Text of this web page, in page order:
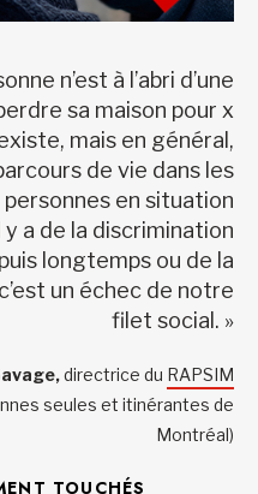
n’est à l’abri d’une
sa maison pour x
mais en général,
de vie dans les
en situation
a de la discrimination
longtemps ou de la
un échec de notre
filet social. »
directrice du RAPSIM
seules et itinérantes de
Montréal)
TOUCHÉS